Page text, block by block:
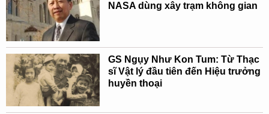
NASA dùng xây trạm không gian
GS Ngụy Như Kon Tum: Từ Thạc
sĩ Vật lý đầu tiên đến Hiệu trưởng
huyền thoại